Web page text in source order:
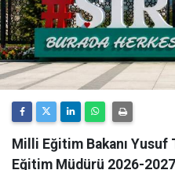
Milli Eğitim Bakanı
Eğitim Müdürü 2026-